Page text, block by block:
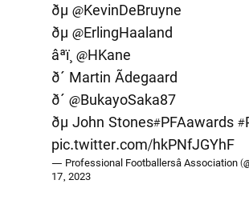
ðµ @KevinDeBruyne
ðµ @ErlingHaaland
âªï¸ @HKane
ð´ Martin Ãdegaard
ð´ @BukayoSaka87
ðµ John Stones#PFAawards
pic.twitter.com/hkPNfJGYhF
— Professional Footballersâ Association
17, 2023